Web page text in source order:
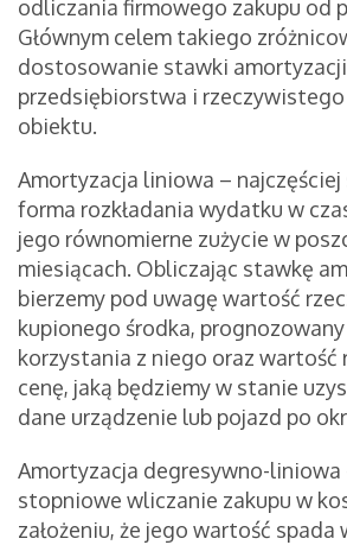
odliczania firmowego zakupu od
Głównym celem takiego
dostosowanie stawki
przedsiębiorstwa i
obiektu.
Amortyzacja liniowa –
forma rozkładania wydatku w
jego równomierne zużycie w
miesiącach. Obliczając stawkę
bierzemy pod uwagę wartość
kupionego środka,
korzystania z niego oraz wartość
cenę, jaką będziemy w stanie
dane urządzenie lub pojazd po
Amortyzacja degresywno-liniowa
stopniowe wliczanie zakupu w
założeniu, że jego wartość spada